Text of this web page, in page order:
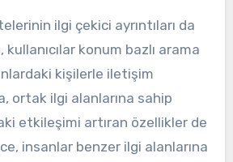
ilgi çekici ayrıntıları da
konum bazlı arama
kişilerle iletişim
ortak ilgi alanlarına sahip
etkileşimi artıran özellikler de
insanlar benzer ilgi alanlarına